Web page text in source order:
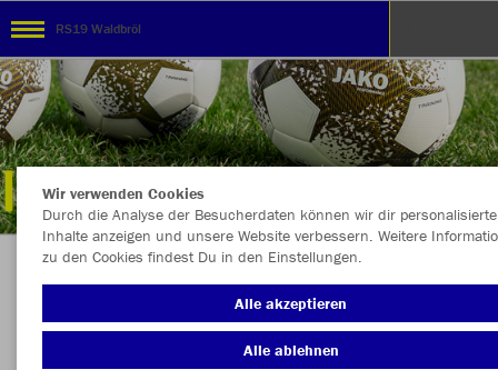
RS19 Waldbröl
TEAMSHOP - RS19 WALDBRÖL 1919 !
Wir verwenden Cookies
Durch die Analyse der Besucherdaten können wir dir personalisierte
Inhalte anzeigen und unsere Website verbessern. Weitere
zu den Cookies findest Du in den Einstellungen.
Alle akzeptieren
Alle ablehnen